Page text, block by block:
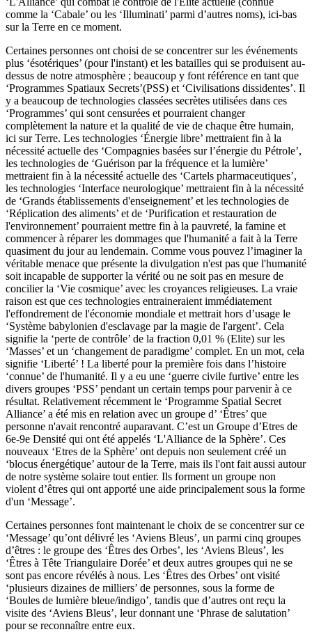
comme la ‘Cabale’ ou les ‘Illuminati’ parmi d’autres noms), ici-bas
sur la Terre en ce moment.
Certaines personnes ont choisi de se concentrer sur les événements
plus ‘ésotériques’ (pour l'instant) et les batailles qui se produisent au-
dessus de notre atmosphère ; beaucoup y font référence en tant que
‘Programmes Spatiaux Secrets’(PSS) et ‘Civilisations dissidentes’. Il
y a beaucoup de technologies classées secrètes utilisées dans ces
‘Programmes’ qui sont censurées et pourraient changer
complètement la nature et la qualité de vie de chaque être humain,
ici sur Terre. Les technologies ‘Énergie libre’ mettraient fin à la
nécessité actuelle des ‘Compagnies basées sur l’énergie du Pétrole’,
les technologies de ‘Guérison par la fréquence et la lumière’
mettraient fin à la nécessité actuelle des ‘Cartels pharmaceutiques’,
les technologies ‘Interface neurologique’ mettraient fin à la nécessité
de ‘Grands établissements d'enseignement’ et les technologies de
‘Réplication des aliments’ et de ‘Purification et restauration de
l'environnement’ pourraient mettre fin à la pauvreté, la famine et
commencer à réparer les dommages que l'humanité a fait à la Terre
quasiment du jour au lendemain. Comme vous pouvez l’imaginer la
véritable menace que présente la divulgation n'est pas que l'humanité
soit incapable de supporter la vérité ou ne soit pas en mesure de
concilier la ‘Vie cosmique’ avec les croyances religieuses. La vraie
raison est que ces technologies entraineraient immédiatement
l'effondrement de l'économie mondiale et mettrait hors d’usage le
‘Système babylonien d'esclavage par la magie de l'argent’. Cela
signifie la ‘perte de contrôle’ de la fraction 0,01 % (Elite) sur les
‘Masses’ et un ‘changement de paradigme’ complet. En un mot, cela
signifie ‘Liberté’ ! La liberté pour la première fois dans l’histoire
‘connue’ de l'humanité. Il y a eu une ‘guerre civile furtive’ entre les
divers groupes ‘PSS’ pendant un certain temps pour parvenir à ce
résultat. Relativement récemment le ‘Programme Spatial Secret
Alliance’ a été mis en relation avec un groupe d’ ‘Êtres’ que
personne n'avait rencontré auparavant. C’est un Groupe d’Etres de
6e-9e Densité qui ont été appelés ‘L'Alliance de la Sphère’. Ces
nouveaux ‘Etres de la Sphère’ ont depuis non seulement créé un
‘blocus énergétique’ autour de la Terre, mais ils l'ont fait aussi autour
de notre système solaire tout entier. Ils forment un groupe non
violent d’êtres qui ont apporté une aide principalement sous la forme
d'un ‘Message’.
Certaines personnes font maintenant le choix de se concentrer sur ce
‘Message’ qu’ont délivré les ‘Aviens Bleus’, un parmi cinq groupes
d’êtres : le groupe des ‘Êtres des Orbes’, les ‘Aviens Bleus’, les
‘Êtres à Tête Triangulaire Dorée’ et deux autres groupes qui ne se
sont pas encore révélés à nous. Les ‘Êtres des Orbes’ ont visité
‘plusieurs dizaines de milliers’ de personnes, sous la forme de
‘Boules de lumière bleue/indigo’, tandis que d’autres ont reçu la
visite des ‘Aviens Bleus’, leur donnant une ‘Phrase de salutation’
pour se reconnaître entre eux.